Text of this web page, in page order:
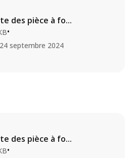
des pièce à fo...
•
24 septembre 2024
des pièce à fo...
•